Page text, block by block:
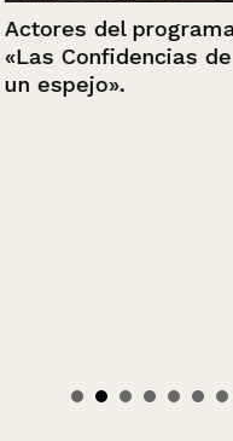
Actores del programa
«Las Confidencias de
un espejo».